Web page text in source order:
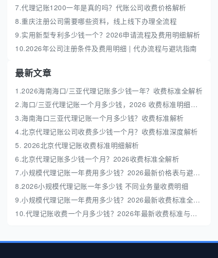
7.代理记账1200一年是真的吗？代账公司收费价格解析
8.重庆注册公司需要哪些资料，线上线下办理全流程
9.实用新型专利多少钱一个？2026申请流程及费用明细解析
10.2026年公司注册条件及费用明细 | 代办流程与避坑指南
最新文章
1.2026海南海口/三亚代理记账多少钱一年？收费标准全解析
2.海口/三亚代理记账一个月多少钱，2026 收费标准明细解析
3.海南海口三亚代理记账一个月多少钱？收费标准解析
4.北京代理记账公司收费多少钱一个月？收费标准深度解析
5. 2026北京代理记账收费标准明细解析
6.北京代理记账多少钱一个月？2026收费标准全解析
7.小规模代理记账一年费用多少钱？2026最新价格表与避坑指南
8.2026小规模代理记账一年多少钱 不同业务量收费明细
9.小规模代理记账一年费用多少钱？2026最新收费标准全解析
10.代理记账收费一个月多少钱？2026年最新收费标准与避坑指南